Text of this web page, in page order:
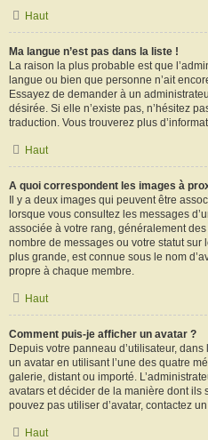
Haut
Ma langue n’est pas dans la liste !
La raison la plus probable est que
langue ou bien que personne n’ait
Essayez de demander à un
désirée. Si elle n’existe pas, n’hésitez
traduction. Vous trouverez plus
Haut
A quoi correspondent les images à
Il y a deux images qui peuvent être
lorsque vous consultez les messages
associée à votre rang, généralement
nombre de messages ou votre statut
plus grande, est connue sous le nom
propre à chaque membre.
Haut
Comment puis-je afficher un avatar ?
Depuis votre panneau d’utilisateur,
un avatar en utilisant l’une des quatre
galerie, distant ou importé.
avatars et décider de la manière dont ils
pouvez pas utiliser d’avatar, contactez
Haut